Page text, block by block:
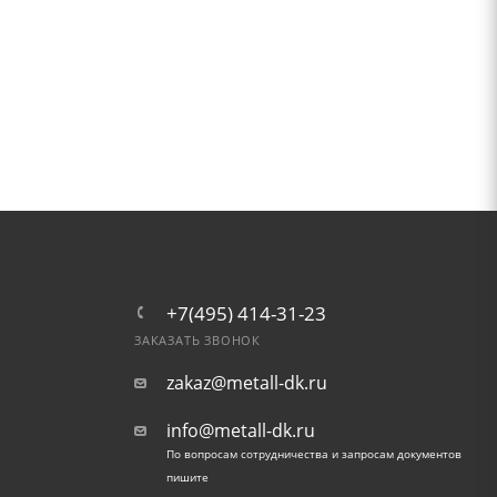
+7(495) 414-31-23
ЗАКАЗАТЬ ЗВОНОК
zakaz@metall-dk.ru
info@metall-dk.ru
По вопросам сотрудничества и запросам документов
пишите